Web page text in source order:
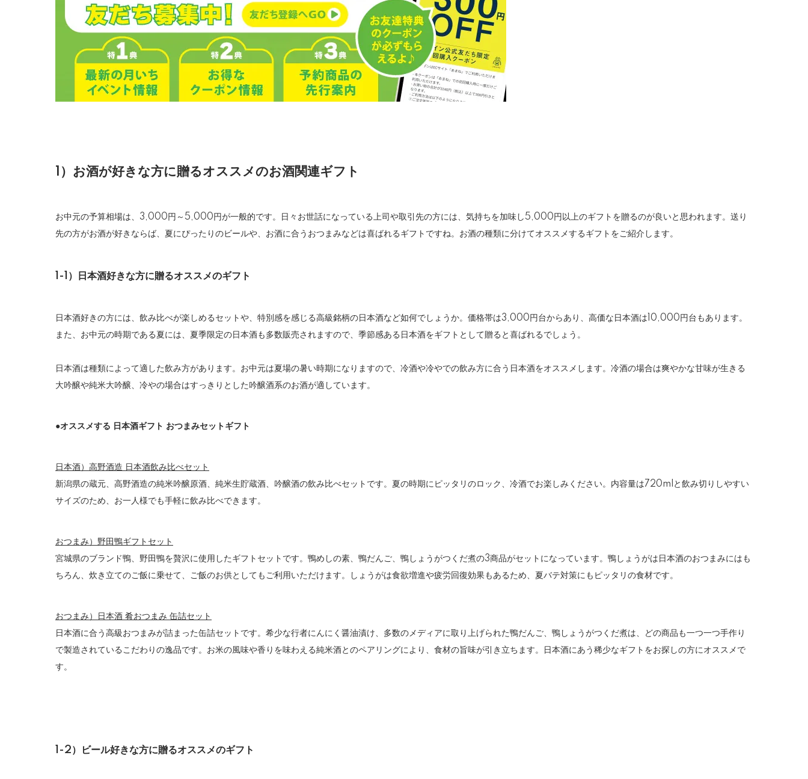
1）お酒が好きな方に贈るオススメのお酒関連ギフト
お中元の予算相場は、3,000円～5,000円が一般的です。日々お世話になっている上司や取引先の方には、気持ちを加味し5,000円以上のギフトを贈るのが良いと思われます。送り
先の方がお酒が好きならば、夏にぴったりのビールや、お酒に合うおつまみなどは喜ばれるギフトですね。お酒の種類に分けてオススメするギフトをご紹介します。
1-1）日本酒好きな方に贈るオススメのギフト
日本酒好きの方には、飲み比べが楽しめるセットや、特別感を感じる高級銘柄の日本酒など如何でしょうか。価格帯は3,000円台からあり、高価な日本酒は10,000円台もあります。
また、お中元の時期である夏には、夏季限定の日本酒も多数販売されますので、季節感ある日本酒をギフトとして贈ると喜ばれるでしょう。
日本酒は種類によって適した飲み方があります。お中元は夏場の暑い時期になりますので、冷酒や冷やでの飲み方に合う日本酒をオススメします。冷酒の場合は爽やかな甘味が生きる
大吟醸や純米大吟醸、冷やの場合はすっきりとした吟醸酒系のお酒が適しています。
●オススメする 日本酒ギフト おつまみセットギフト
日本酒）高野酒造 日本酒飲み比べセット
新潟県の蔵元、高野酒造の純米吟醸原酒、純米生貯蔵酒、吟醸酒の飲み比べセットです。夏の時期にピッタリのロック、冷酒でお楽しみください。内容量は720mlと飲み切りしやすい
サイズのため、お一人様でも手軽に飲み比べできます。
おつまみ）野田鴨ギフトセット
宮城県のブランド鴨、野田鴨を贅沢に使用したギフトセットです。鴨めしの素、鴨だんご、鴨しょうがつくだ煮の3商品がセットになっています。鴨しょうがは日本酒のおつまみにはも
ちろん、炊き立てのご飯に乗せて、ご飯のお供としてもご利用いただけます。しょうがは食欲増進や疲労回復効果もあるため、夏バテ対策にもピッタリの食材です。
おつまみ）日本酒 肴おつまみ 缶詰セット
日本酒に合う高級おつまみが詰まった缶詰セットです。希少な行者にんにく醤油漬け、多数のメディアに取り上げられた鴨だんご、鴨しょうがつくだ煮は、どの商品も一つ一つ手作り
で製造されているこだわりの逸品です。お米の風味や香りを味わえる純米酒とのペアリングにより、食材の旨味が引き立ちます。日本酒にあう稀少なギフトをお探しの方にオススメで
す。
1-2）ビール好きな方に贈るオススメのギフト